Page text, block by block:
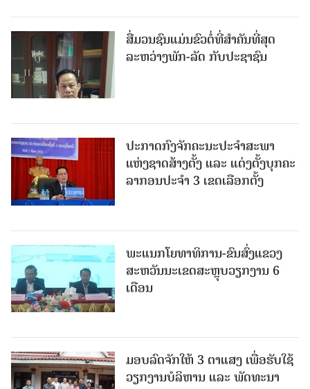
ສື່ມວນຊົນແມ່ນຂົວຕໍ່ທີ່ສໍາຄັນທີ່ສຸດ
ລະຫວ່າງພັກ-ລັດ ກັບປະຊາຊົນ
ປະກາດກົງຈັກຄະນະປະຈໍາສະພາ
ແຫ່ງຊາດສ້າງຕັ້ງ ແລະ ແຕ່ງຕັ້ງບຸກຄະ
ລາກອນປະຈໍາ 3 ເຂດເລືອກຕັ້ງ
ພະແນກໂຍທາທິການ-ຂົນສົ່ງແຂວງ
ສະຫວັນນະເຂດສະຫຼຸບວຽກງານ 6
ເດືອນ
ມອບລົດຈັກໃຫ້ 3 ຕາແສງ ເພື່ອຮັບໃຊ້
ວຽກງານບໍລິຫານ ແລະ ພັດທະນາ